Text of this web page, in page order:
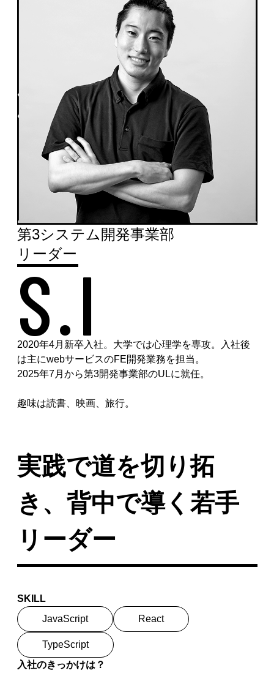
第3システム開発事業部
リーダー
S.I
2020年4月新卒入社。大学では心理学を専攻。入社後
は主にwebサービスのFE開発業務を担当。
2025年7月から第3開発事業部のULに就任。
趣味は読書、映画、旅行。
実践で道を切り拓
き、背中で導く若手
リーダー
SKILL
JavaScript
React
TypeScript
入社のきっかけは？